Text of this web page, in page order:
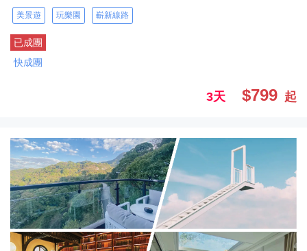
美景遊 玩樂園 嶄新線路
已成團
快成團
3天 $799 起